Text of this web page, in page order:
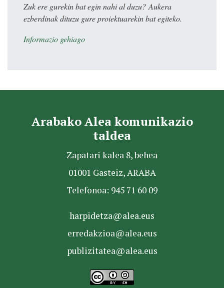
Zuk ere gurekin bat egin nahi al duzu? Aukera
ezberdinak dituzu gure proiektuarekin bat egiteko.
Informazio gehiago
Arabako Alea komunikazio
taldea
Zapatari kalea 8, behea
01001 Gasteiz, ARABA
Telefonoa: 945 71 60 09
harpidetza@alea.eus
erredakzioa@alea.eus
publizitatea@alea.eus